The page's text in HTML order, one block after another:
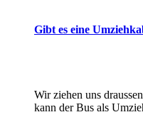
Gibt es eine
Wir ziehen uns
kann der Bus als